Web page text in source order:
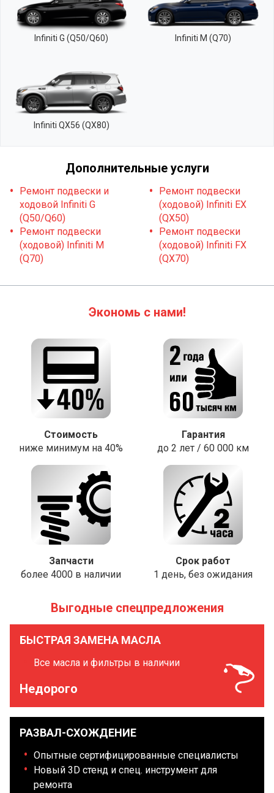
Infiniti G (Q50/Q60) Infiniti M (Q70)
Infiniti QX56 (QX80)
Дополнительные услуги
Ремонт подвески и
ходовой Infiniti G
(Q50/Q60)
Ремонт подвески
(ходовой) Infiniti M
(Q70)
Ремонт подвески
(ходовой) Infiniti EX
(QX50)
Ремонт подвески
(ходовой) Infiniti FX
(QX70)
Экономь с нами!
Стоимость
ниже минимум на 40%
Гарантия
до 2 лет / 60 000 км
Запчасти
более 4000 в наличии
Срок работ
1 день, без ожидания
Выгодные спецпредложения
БЫСТРАЯ ЗАМЕНА МАСЛА
Все масла и фильтры в наличии
Недорого
РАЗВАЛ-СХОЖДЕНИЕ
Опытные сертифицированные специалисты
Новый 3D стенд и спец. инструмент для
ремонта